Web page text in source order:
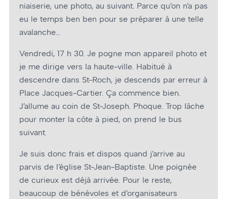
niaiserie, une photo, au suivant. Parce qu’on n’a pas
eu le temps ben ben pour se préparer à une telle
avalanche…
Vendredi, 17 h 30. Je pogne mon appareil photo et
je me dirige vers la haute-ville. Habitué à
descendre dans St-Roch, je descends par erreur à
Place Jacques-Cartier. Ça commence bien.
J’allume au coin de St-Joseph. Phoque. Trop lâche
pour monter la côte à pied, on prend le bus
suivant.
Je suis donc frais et dispos quand j’arrive au
parvis de l’église St-Jean-Baptiste. Une poignée
de curieux est déjà arrivée. Pour le reste,
beaucoup de bénévoles et d’organisateurs